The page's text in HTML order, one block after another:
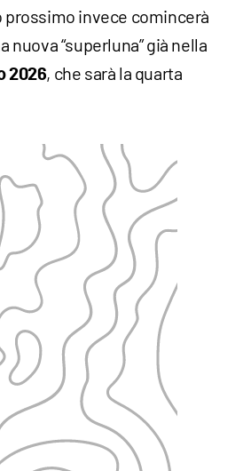
prossimo invece comincerà
nuova “superluna” già nella
2026, che sarà la quarta